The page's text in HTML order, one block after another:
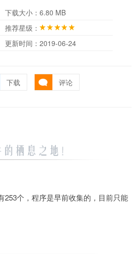
下载大小： 6.80 MB
推荐星级：
更新时间： 2019-06-24
下载 评论
253个，程序是早前收集的，目前只能